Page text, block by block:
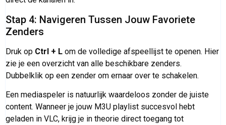
Stap 4: Navigeren Tussen Jouw Favoriete
Zenders
Druk op Ctrl + L om de volledige afspeellijst te openen. Hier
zie je een overzicht van alle beschikbare zenders.
Dubbelklik op een zender om ernaar over te schakelen.
Een mediaspeler is natuurlijk waardeloos zonder de juiste
content. Wanneer je jouw M3U playlist succesvol hebt
geladen in VLC, krijg je in theorie direct toegang tot